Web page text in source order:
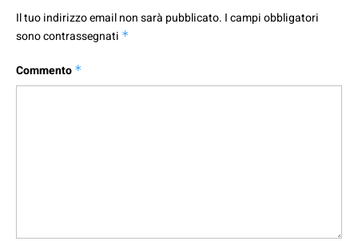
Il tuo indirizzo email non sarà pubblicato. I campi obbligatori
sono contrassegnati *
Commento *